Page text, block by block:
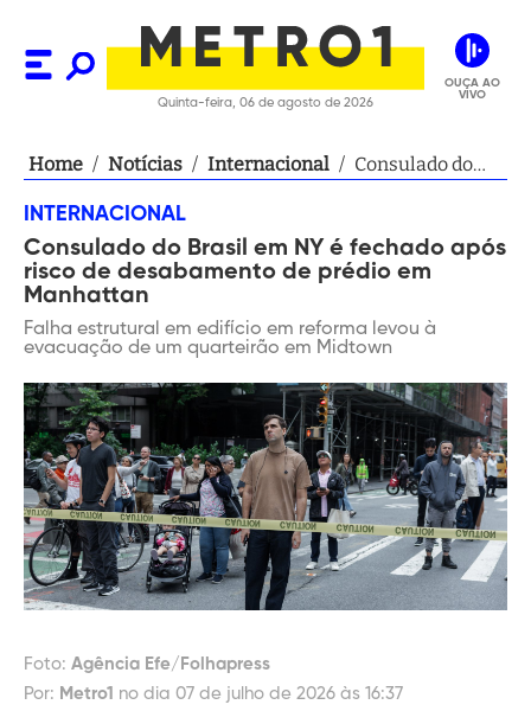
Quinta-feira, 06 de agosto de 2026
OUÇA AO
VIVO
Home / Notícias / Internacional / Consulado do
risco de
desabamento de
Manhattan
INTERNACIONAL
Consulado do Brasil em NY é fechado após
risco de desabamento de prédio em
Manhattan
Falha estrutural em edifício em reforma levou à
evacuação de um quarteirão em Midtown
Foto: Agência Efe/Folhapress
Por: Metro1 no dia 07 de julho de 2026 às 16:37